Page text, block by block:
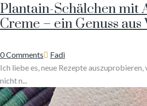
Plantain-Schälchen mit
Creme – ein Genuss
0 Comments Author
Fadi
Ich liebe es, neue Rezepte auszuprobieren,
nicht n...